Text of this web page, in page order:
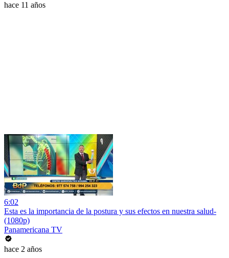
hace 11 años
6:02
Esta es la importancia de la postura y sus efectos en nuestra salud-
(1080p)
Panamericana TV
hace 2 años